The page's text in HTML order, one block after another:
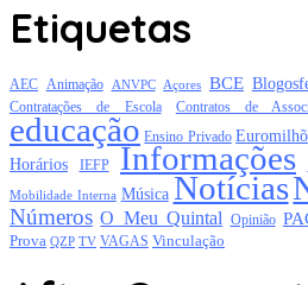
Etiquetas
AEC Animação ANVPC Açores BCE
Contratações de Escola Contratos de
educação Ensino Privado
Horários IEFP Informações
Mobilidade Interna Música Notícias
Números O Meu Quintal Opinião
Prova QZP TV VAGAS Vinculação